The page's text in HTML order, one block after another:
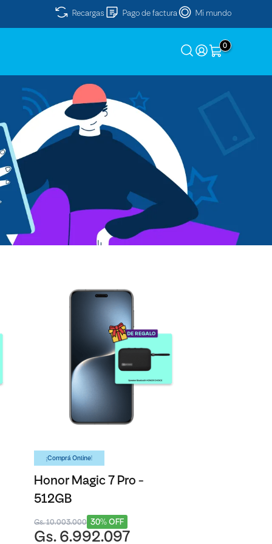
Recargas Pago de factura Mi mundo
0
¡Comprá Online!
Honor Magic 7 Pro -
512GB
30% OFF
Gs. 10.003.000
Gs. 6.992.097